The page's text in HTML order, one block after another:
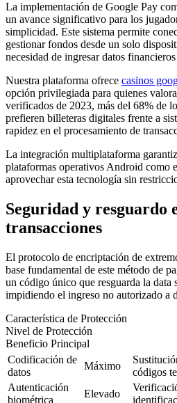
La implementación de Google Pay
un avance significativo para los
simplicidad. Este sistema permite
gestionar fondos desde un solo
necesidad de ingresar datos
Nuestra plataforma ofrece casinos
opción privilegiada para quienes
verificados de 2023, más del 68% de
prefieren billeteras digitales frente a
rapidez en el procesamiento de
La integración multiplataforma
plataformas operativos Android como
aprovechar esta tecnología sin
Seguridad y resguardo
transacciones
El protocolo de encriptación de
base fundamental de este método de
un código único que resguarda la data
impidiendo el ingreso no autorizado a
Característica de Protección
Nivel de Protección
Beneficio Principal
Codificación de
datos
Máximo
códigos
Autenticación
biométrica
Elevado